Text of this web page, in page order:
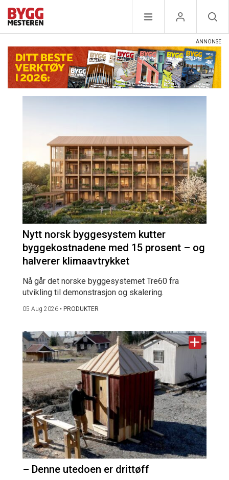
Nytt norsk byggesystem kutter
byggekostnadene med 15 prosent – og
halverer klimaavtrykket
Nå går det norske byggesystemet Tre60 fra
utvikling til demonstrasjon og skalering.
05 Aug 2026 • PRODUKTER
– Denne utedoen er drittøff